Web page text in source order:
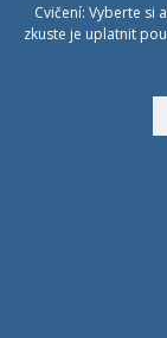
Cvičení: Vyberte si
zkuste je uplatnit